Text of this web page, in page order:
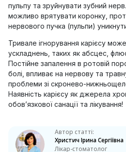
пульпу та зруйнувати зубний
можливо врятувати коронку,
нервового пучка (пульпи)
Тривале ігнорування карієсу
ускладнень, таких як абсцес,
Постійне запалення в ротовій
болі, впливає на нервову та
проблеми зі скронево-
Наявність карієсу як джерела
обов’язкової санації та лікування!
Автор статті:
Христич Ірина Сергіївна
Лікар-стоматолог